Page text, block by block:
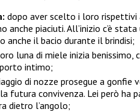
dopo aver scelto i loro rispettivi
anche piaciuti. All’inizio c’è
anche il bacio durante il brindisi;
luna di miele inizia benissimo,
intimo;
di nozze prosegue a gonfie
futura convivenza. Lei però ha
dietro l’angolo;